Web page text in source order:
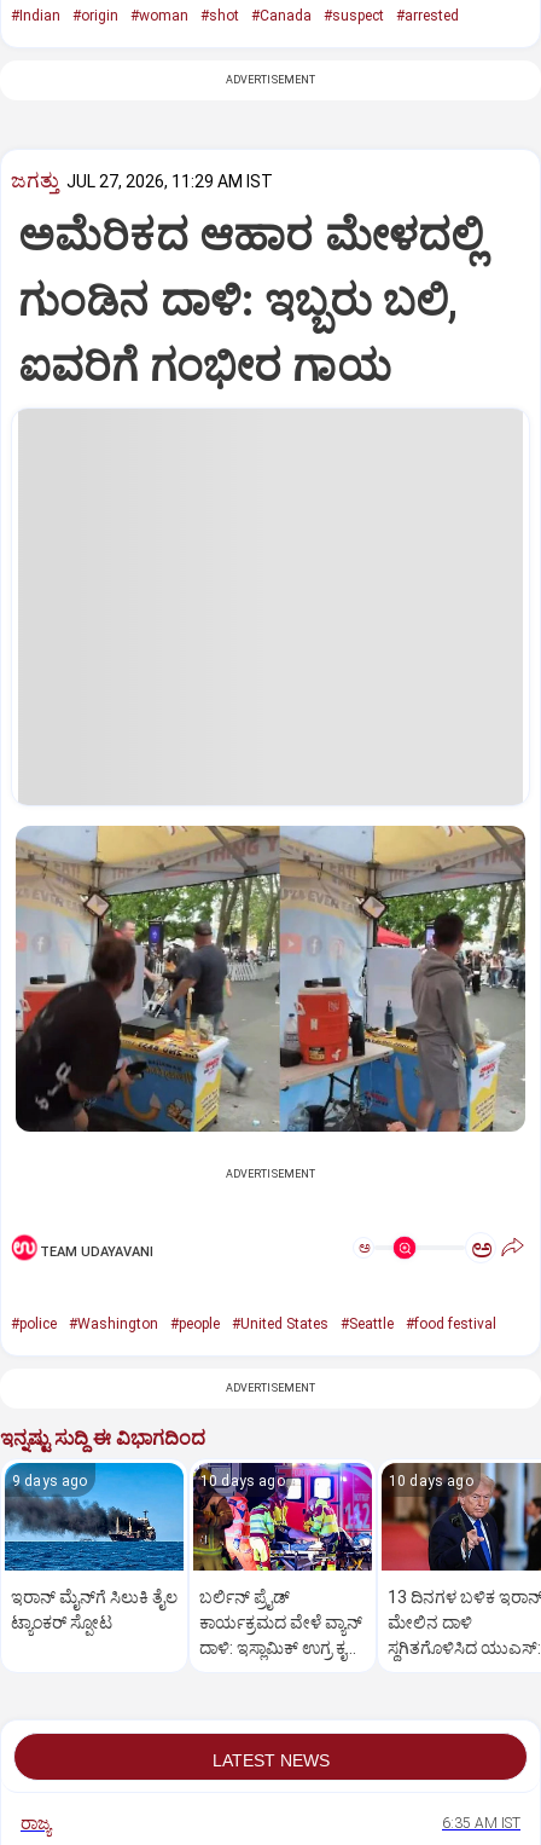
#Indian #origin #woman #shot #Canada #suspect #arrested
ADVERTISEMENT
ಜಗತ್ತು JUL 27, 2026, 11:29 AM IST
ಅಮೆರಿಕದ ಆಹಾರ ಮೇಳದಲ್ಲಿ
ಗುಂಡಿನ ದಾಳಿ: ಇಬ್ಬರು ಬಲಿ,
ಐವರಿಗೆ ಗಂಭೀರ ಗಾಯ
ADVERTISEMENT
TEAM UDAYAVANI ಅ ಅ
#police #Washington #people #United States #Seattle #food festival
ADVERTISEMENT
ಇನ್ನಷ್ಟು ಸುದ್ದಿ ಈ ವಿಭಾಗದಿಂದ
9 days ago
ಇರಾನ್‌ ಮೈನ್‌ಗೆ ಸಿಲುಕಿ ತೈಲ
ಟ್ಯಾಂಕರ್‌ ಸ್ಫೋಟ
10 days ago
ಬರ್ಲಿನ್ ಪ್ರೈಡ್
ಕಾರ್ಯಕ್ರಮದ ವೇಳೆ ವ್ಯಾನ್
ದಾಳಿ: ಇಸ್ಲಾಮಿಕ್ ಉಗ್ರ ಕೃತ್ಯ
10 days ago
13 ದಿನಗಳ ಬಳಿಕ
ಮೇಲಿನ ದಾಳಿ
ಸ್ಥಗಿತಗೊಳಿಸಿದ ಯುಎಸ್:
LATEST NEWS
ರಾಜ್ಯ 6:35 AM IST